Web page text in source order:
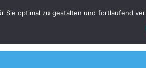
Sie optimal zu gestalten und fortlaufend